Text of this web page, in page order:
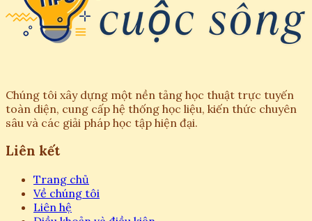
Chúng tôi xây dựng một nền tảng học thuật trực tuyến
toàn diện, cung cấp hệ thống học liệu, kiến thức chuyên
sâu và các giải pháp học tập hiện đại.
Liên kết
Trang chủ
Về chúng tôi
Liên hệ